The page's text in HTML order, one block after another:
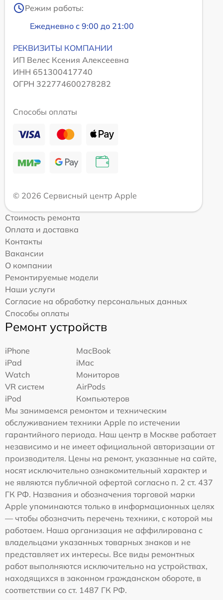
Режим работы:
Ежедневно с 9:00 до 21:00
РЕКВИЗИТЫ КОМПАНИИ
ИП Велес Ксения Алексеевна
ИНН 651300417740
ОГРН 322774600278282
Способы оплаты
© 2026 Сервисный центр Apple
Стоимость ремонта
Оплата и доставка
Контакты
Вакансии
О компании
Ремонтируемые модели
Наши услуги
Согласие на обработку персональных данных
Способы оплаты
Ремонт устройств
iPhone
MacBook
iPad
iMac
Watch
Мониторов
VR систем
AirPods
iPod
Компьютеров
Мы занимаемся ремонтом и техническим
обслуживанием техники Apple по истечении
гарантийного периода. Наш центр в Москве работает
независимо и не имеет официальной авторизации от
производителя. Цены на ремонт, указанные на сайте,
носят исключительно ознакомительный характер и
не являются публичной офертой согласно п. 2 ст. 437
ГК РФ. Названия и обозначения торговой марки
Apple упоминаются только в информационных целях
— чтобы обозначить перечень техники, с которой мы
работаем. Наша организация не аффилирована с
владельцами указанных товарных знаков и не
представляет их интересы. Все виды ремонтных
работ выполняются исключительно на устройствах,
находящихся в законном гражданском обороте, в
соответствии со ст. 1487 ГК РФ.